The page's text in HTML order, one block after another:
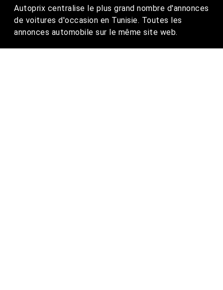
Autoprix centralise le plus grand nombre d'annonces
de voitures d'occasion en Tunisie. Toutes les
annonces automobile sur le même site web.